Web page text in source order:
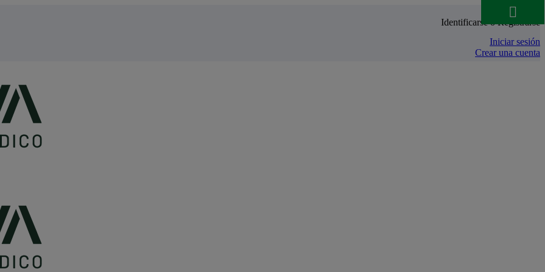
Identificarse o Registrarse
Iniciar sesión
Crear una cuenta
